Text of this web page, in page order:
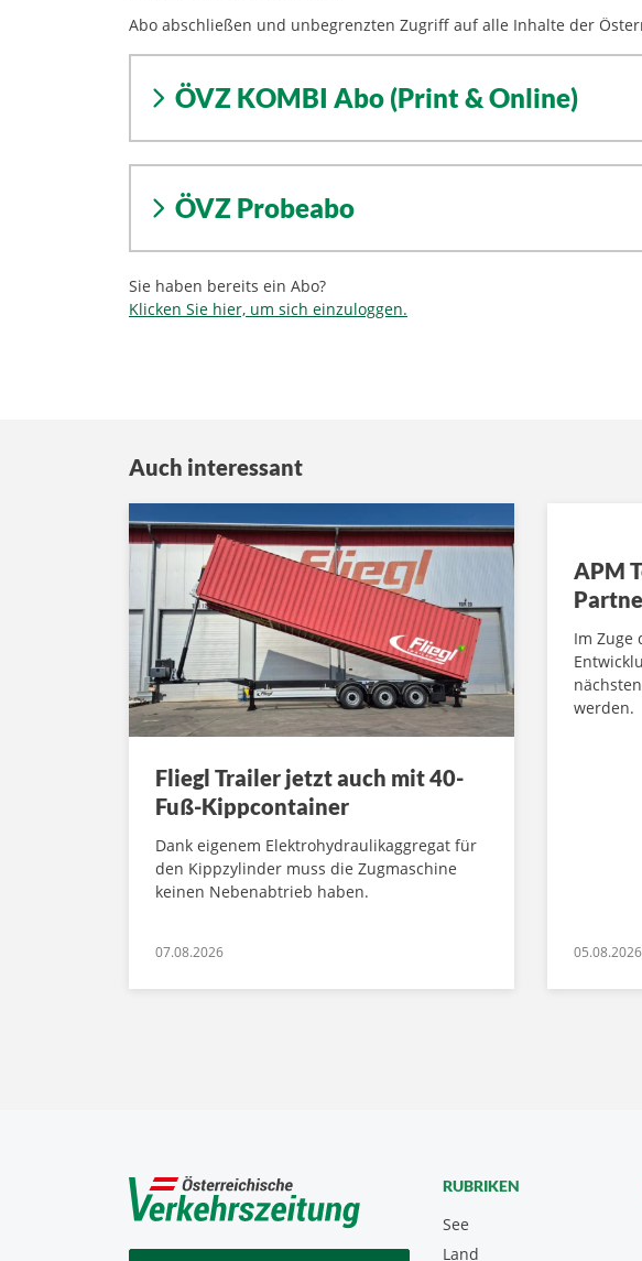
Abo abschließen und unbegrenzten Zugriff auf alle Inhalte der
ÖVZ KOMBI Abo (Print & Online)
ÖVZ Probeabo
Sie haben bereits ein Abo?
Klicken Sie hier, um sich einzuloggen.
Auch interessant
Fliegl Trailer jetzt auch mit 40-
Fuß-Kippcontainer
Dank eigenem Elektrohydraulikaggregat für
den Kippzylinder muss die Zugmaschine
keinen Nebenabtrieb haben.
07.08.2026
APM
Im Zuge
werden.
05.08.2026
RUBRIKEN
See
Land